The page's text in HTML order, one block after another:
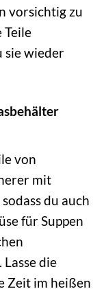
vorsichtig zu
Teile
sie wieder
von
mit
du auch
für Suppen
die
Zeit im heißen